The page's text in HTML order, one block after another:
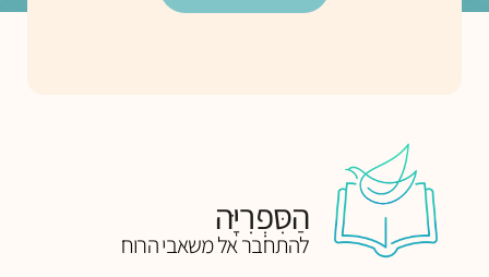
הַסִּפְרִיָּה
להתחבר אל משאבי הרוח